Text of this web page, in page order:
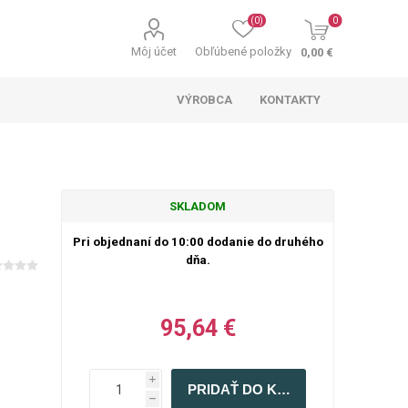
Môj účet Obľúbené položky
(0) 0
0,00 €
VÝROBCA KONTAKTY
SKLADOM
Pri objednaní do 10:00 dodanie do druhého
dňa.
95,64 €
i
h